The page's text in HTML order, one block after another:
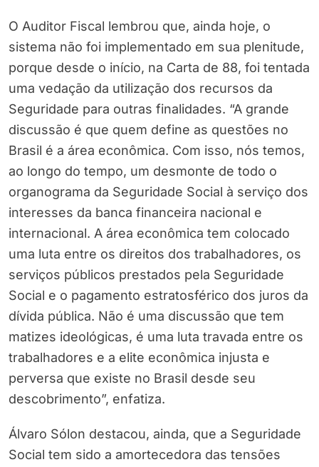
O Auditor Fiscal lembrou que, ainda hoje, o
sistema não foi implementado em sua plenitude,
porque desde o início, na Carta de 88, foi tentada
uma vedação da utilização dos recursos da
Seguridade para outras finalidades. “A grande
discussão é que quem define as questões no
Brasil é a área econômica. Com isso, nós temos,
ao longo do tempo, um desmonte de todo o
organograma da Seguridade Social à serviço dos
interesses da banca financeira nacional e
internacional. A área econômica tem colocado
uma luta entre os direitos dos trabalhadores, os
serviços públicos prestados pela Seguridade
Social e o pagamento estratosférico dos juros da
dívida pública. Não é uma discussão que tem
matizes ideológicas, é uma luta travada entre os
trabalhadores e a elite econômica injusta e
perversa que existe no Brasil desde seu
descobrimento”, enfatiza.
Álvaro Sólon destacou, ainda, que a Seguridade
Social tem sido a amortecedora das tensões